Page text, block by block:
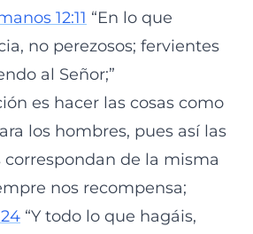
12:11 “En lo que
no perezosos; fervientes
al Señor;”
es hacer las cosas como
los hombres, pues así las
correspondan de la misma
nos recompensa;
“Y todo lo que hagáis,